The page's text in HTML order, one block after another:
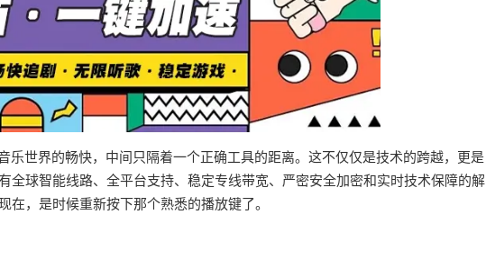
乐世界的畅快，中间只隔着一个正确工具的距离。这不仅仅是技术的跨越，更是
全球智能线路、全平台支持、稳定专线带宽、严密安全加密和实时技术保障的解
，是时候重新按下那个熟悉的播放键了。